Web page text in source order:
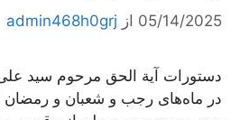
05/14/2025 از admin468h0grj
دستورات آیة الحق مرحوم سید
در ماه‌های رجب و شعبان و رمضان